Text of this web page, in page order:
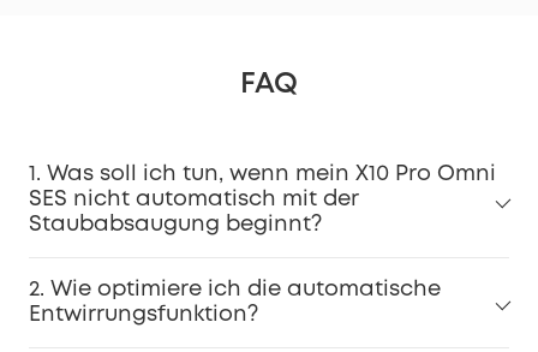
FAQ
1. Was soll ich tun, wenn mein X10 Pro Omni
SES nicht automatisch mit der
Staubabsaugung beginnt?
2. Wie optimiere ich die automatische
Entwirrungsfunktion?